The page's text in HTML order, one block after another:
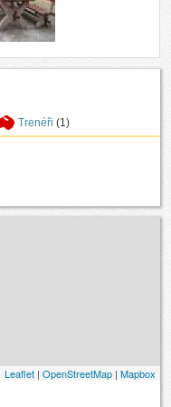
Trenéři (1)
Leaflet | OpenStreetMap | Mapbox